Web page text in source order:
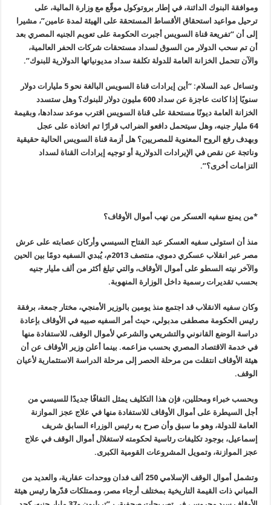
وموافقة البنوك الدائنة، في إطار بروتوكول موقّع مع وزارة المالية، على
ترحيل مواعيد استحقاق الأقساط المستحقة على الهيئة لمدة عامين”، مشيرا
إلى أن “تفريعة قناة السويس أجبرت الحكومة على تعويم الجنيه المصري بعد
أن تم سحب الدولار من السوق لسداد مستحقات شركات الحفر العالمية،
والآن تتحمل الخزانة العامة للدولة تكلفة سداد مديونياتها الدولارية للبنوك”.
وتساءل عبد السلام: “أين إيرادات قناة السويس البالغة نحو 5 مليارات دولار
سنويًا إذا كانت عاجزة عن سداد 600 مليون دولار للبنوك؟ وهل ستسدد
الخزانة العامة ديونًا مستحقة على قناة السويس اقترب موعد سدادها، وبقيمة
64 مليار جنيه، وهل سيتحمل دافعو الضرائب قرارًا تم اتخاذه على عجل
وبهدف رفع الروح المعنوية للمصريين؟ هل أزمة قناة السويس الحالية حقيقية
وناتجة عن نقص في الإيرادات الدولارية أو توجيه إيرادات القناة لسداد
التزامات أخرى؟”.
*من يمنع سفيه العسكر من نهب أموال الأوقاف؟
منذ أن استولى سفيه العسكر عبد الفتاح السيسي وأركان عصابته على عرش
مصر عبر انقلاب عسكري دموي، منتصف 2013م، يُبدي السفيه دومًا بين الحين
والآخر نيته السطو على أموال الأوقاف، والتي تبلغ أكثر من ألف مليار جنيه
بحسب تقديرات رسمية داخل الوزارة المنهوبة.
وكان سفيه الانقلاب قد اجتمع منذ يومين بالوزير الأمنجي، مختار جمعة، برفقة
رئيس الحكومة مصطفى مدبولي، حيث أمر السفيه صبيه في الأوقاف بإعادة
دراسة الوضع القانوني والتشريعي والشرعي لأموال الوقف، للاستفادة منها
في خدمة الاقتصاد المصري بحسب مزاعمه. بينما أعلن وزير الأوقاف عن أن
هيئة الأوقاف انتقلت من مرحلة الحصر إلى مرحلة الدراسة الاستثمارية لأعيان
الوقف.
وبحسب خبراء ومحللين، فإن هذا التكليف يمثل التفافًا جديدًا للسيسي من
أجل السيطرة على أموال الأوقاف للاستفادة منها في علاج عجز الموازنة
العامة للدولة، وهو ما سبق وأن صرح به رئيس الوزراء السابق شريف
إسماعيل، بوجود تكليفات رئاسية لحكومته لاستغلال أموال الوقف في علاج
عجز الموازنة، وتمويل المشروعات القومية الكبرى.
وتشمل أموال الوقف الإسلامي 250 ألف فدان ووحدات عقارية، والعديد من
المباني ذات القيمة التاريخية بمختلف أرجاء مصر، وممتلكات قدّرها رئيس هيئة